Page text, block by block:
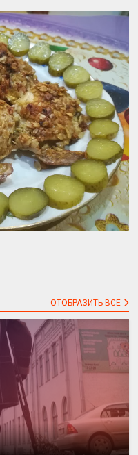
ОТОБРАЗИТЬ ВСЕ